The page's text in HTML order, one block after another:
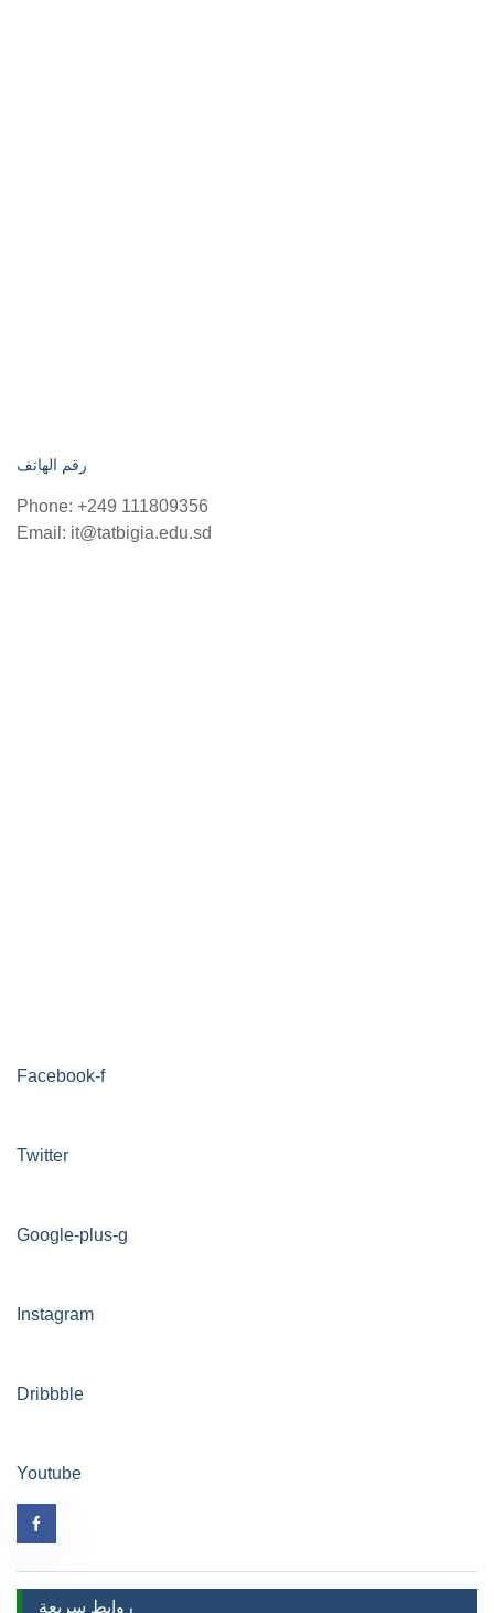
رقم الهاتف
Phone: +249 111809356
Email: it@tatbigia.edu.sd
Facebook-f
Twitter
Google-plus-g
Instagram
Dribbble
Youtube
روابط سريعة